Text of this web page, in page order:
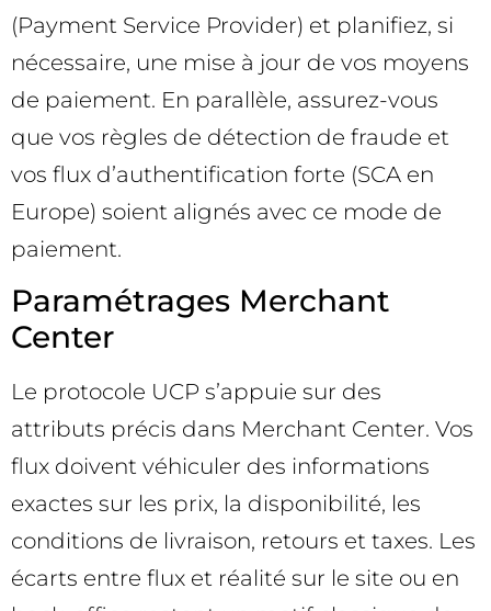
(Payment Service Provider) et planifiez, si
nécessaire, une mise à jour de vos moyens
de paiement. En parallèle, assurez-vous
que vos règles de détection de fraude et
vos flux d’authentification forte (SCA en
Europe) soient alignés avec ce mode de
paiement.
Paramétrages Merchant
Center
Le protocole UCP s’appuie sur des
attributs précis dans Merchant Center. Vos
flux doivent véhiculer des informations
exactes sur les prix, la disponibilité, les
conditions de livraison, retours et taxes. Les
écarts entre flux et réalité sur le site ou en